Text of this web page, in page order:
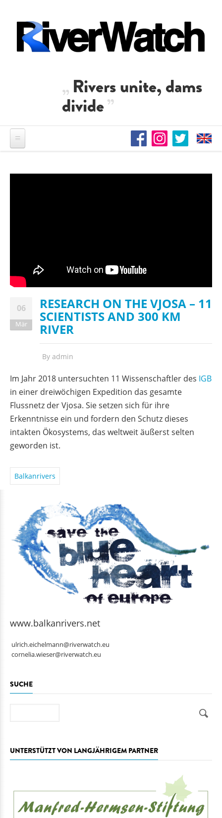
Rivers unite, dams
divide
06
Mär
RESEARCH ON THE VJOSA – 11
SCIENTISTS AND 300 KM
RIVER
By admin
Im Jahr 2018 untersuchten 11 Wissenschaftler des IGB
in einer dreiwöchigen Expedition das gesamte
Flussnetz der Vjosa. Sie setzen sich für ihre
Erkenntnisse ein und fordern den Schutz dieses
intakten Ökosystems, das weltweit äußerst selten
geworden ist.
Balkanrivers
www.balkanrivers.net
ulrich.eichelmann@riverwatch.eu
cornelia.wieser@riverwatch.eu
SUCHE
UNTERSTÜTZT VON LANGJÄHRIGEM PARTNER